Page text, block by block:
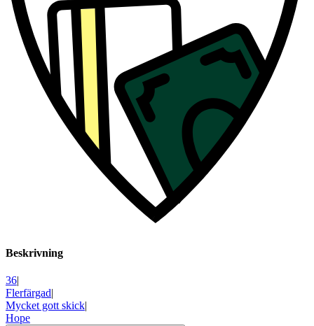
Beskrivning
36|
Flerfärgad|
Mycket gott skick|
Hope